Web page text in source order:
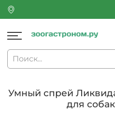
Умный спрей
для